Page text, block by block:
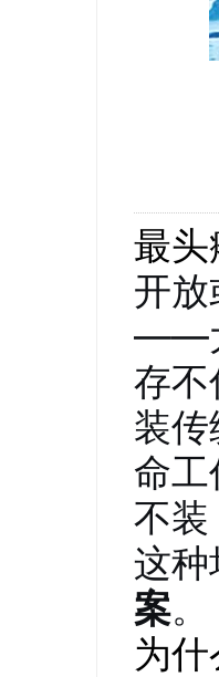
最头
开
——
存不
装
命
不装
这种
案。
为